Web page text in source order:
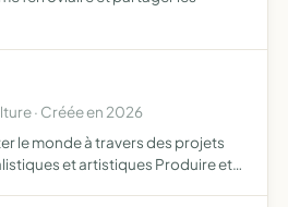
· Créée en 2026
le monde à travers des projets
et artistiques Produire et